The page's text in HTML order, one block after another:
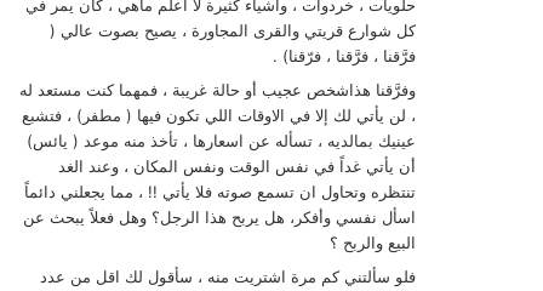
حلويات ، خردوات ، وأشياء كثيرة لا اعلم ماهي ، كان يمر في
كل شوارع قريتي والقرى المجاورة ، يصيح بصوت عالي (
فرَّقنا ، فرَّقنا ، فرّقنا) .
وفرَّقنا هذاشخص عجيب أو حالة غريبة ، فمهما كنت مستعد له
، لن يأتي لك إلا في الاوقات اللي تكون فيها ( مطفر) ، فتشبع
عينيك بمالديه ، تسأله عن اسعارها ، تأخذ منه موعد ( يائس)
أن يأتي غداً في نفس الوقت ونفس المكان ، وعند الغد
تنتظره وتحاول ان تسمع صوته فلا يأتي !! ، مما يجعلني دائماً
اسأل نفسي وأفكر، هل يربح هذا الرجل؟ وهل فعلاً يبحث عن
البيع والربح ؟
فلو سألتني كم مرة اشتريت منه ، سأقول لك اقل من عدد